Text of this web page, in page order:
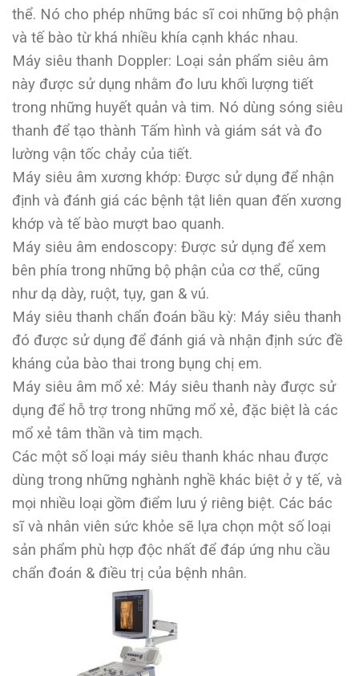
thể. Nó cho phép những bác sĩ coi những bộ phận
và tế bào từ khá nhiều khía cạnh khác nhau.
Máy siêu thanh Doppler: Loại sản phẩm siêu âm
này được sử dụng nhằm đo lưu khối lượng tiết
trong những huyết quản và tim. Nó dùng sóng siêu
thanh để tạo thành Tấm hình và giám sát và đo
lường vận tốc chảy của tiết.
Máy siêu âm xương khớp: Được sử dụng để nhận
định và đánh giá các bệnh tật liên quan đến xương
khớp và tế bào mượt bao quanh.
Máy siêu âm endoscopy: Được sử dụng để xem
bên phía trong những bộ phận của cơ thể, cũng
như dạ dày, ruột, tụy, gan & vú.
Máy siêu thanh chẩn đoán bầu kỳ: Máy siêu thanh
đó được sử dụng để đánh giá và nhận định sức đề
kháng của bào thai trong bụng chị em.
Máy siêu âm mổ xẻ: Máy siêu thanh này được sử
dụng để hỗ trợ trong những mổ xẻ, đặc biệt là các
mổ xẻ tâm thần và tim mạch.
Các một số loại máy siêu thanh khác nhau được
dùng trong những nghành nghề khác biệt ở y tế, và
mọi nhiều loại gồm điểm lưu ý riêng biệt. Các bác
sĩ và nhân viên sức khỏe sẽ lựa chọn một số loại
sản phẩm phù hợp độc nhất để đáp ứng nhu cầu
chẩn đoán & điều trị của bệnh nhân.